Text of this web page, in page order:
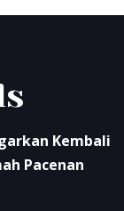
Kembali
Pacenan